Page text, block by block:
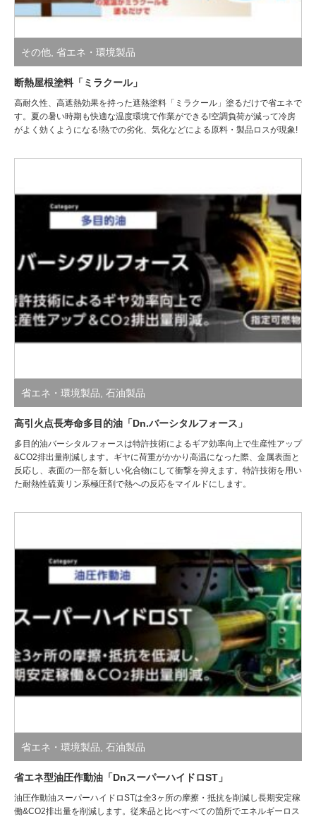
その他, 省エネ・環境製品
断熱屋根塗料「ミラクール」
高耐久性、高遮熱効果を持った遮熱塗料「ミラクール」塗るだけで省エネで
す。夏の暑い時期も快適な温度環境で作業ができる!空調負荷が減って冷房
がよく効くようになる!熱での劣化、気化などによる原料・製品ロスが現象!
省エネ・環境製品, 石油製品
高引火点長寿命多目的油「Dn.バーシタルフォース」
多目的油バーシタルフォースは特許技術によるギア効率向上で生産性アップ
&CO2排出量削減します。ギヤに荷重がかかり高温になった際、金属表面と
反応し、表面の一部を新しい化合物にして衝撃を抑えます。特許技術を用い
た耐熱性硫黄リン系極圧剤で熱への反応をマイルドにします。
省エネ・環境製品, 石油製品
省エネ型油圧作動油「DnスーパーハイドロST」
油圧作動油スーパーハイドロSTは全3ヶ所の摩擦・抵抗を削減し長期安定稼
働&CO2排出量を削減します。従来品と比べすべての箇所でエネルギーロス